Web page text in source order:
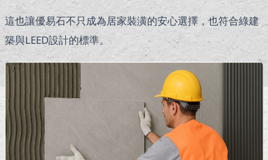
這也讓優易石不只成為居家裝潢的安心選擇，也符合綠建
築與LEED設計的標準。